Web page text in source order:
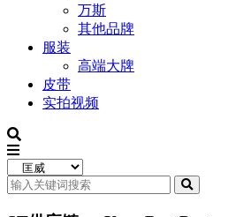
万斯
其他品牌
服装
高端大牌
皮带
实拍视频